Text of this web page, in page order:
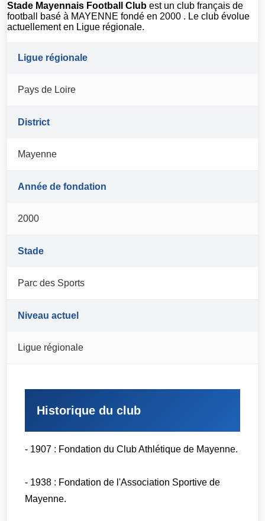
Stade Mayennais Football Club est un club français de
football basé à MAYENNE fondé en 2000 . Le club évolue
actuellement en Ligue régionale.
Ligue régionale
Pays de Loire
District
Mayenne
Année de fondation
2000
Stade
Parc des Sports
Niveau actuel
Ligue régionale
Historique du club
- 1907 : Fondation du Club Athlétique de Mayenne.
- 1938 : Fondation de l'Association Sportive de
Mayenne.